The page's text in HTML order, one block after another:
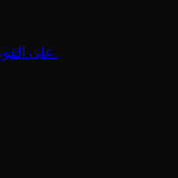
حوّل الألوان بين HEX و RGB و HSL على الفور.